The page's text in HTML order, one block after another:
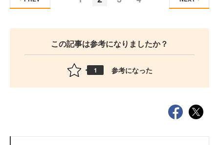
この記事は参考になりましたか？
1 参考になった